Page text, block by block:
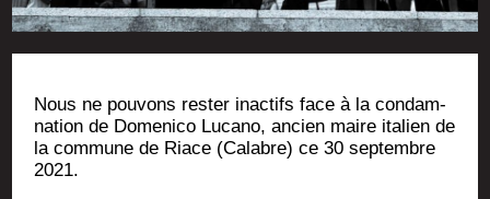
Nous ne pou­vons res­ter inac­tifs face à la condam­
na­tion de Dome­ni­co Luca­no, ancien maire ita­lien de
la com­mune de Riace (Calabre) ce 30 sep­tembre
2021.